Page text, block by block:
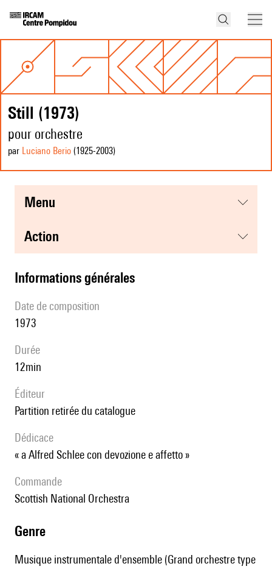
Still (1973)
pour orchestre
par Luciano Berio (1925-2003)
menu
action
informations générales
date de composition
1973
durée
12min
éditeur
partition retirée du catalogue
Dédicace
« a Alfred Schlee con devozione e affetto »
Commande
Scottish National Orchestra
genre
Musique instrumentale d'ensemble (Grand orchestre type